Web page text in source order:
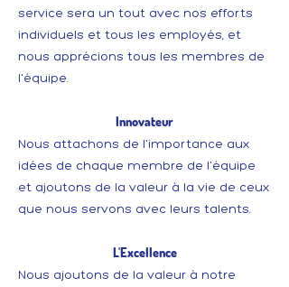
service sera un tout avec nos efforts
individuels et tous les employés, et
nous apprécions tous les membres de
l'équipe.
Innovateur
Nous attachons de l'importance aux
idées de chaque membre de l'équipe
et ajoutons de la valeur à la vie de ceux
que nous servons avec leurs talents.
L'Excellence
Nous ajoutons de la valeur à notre